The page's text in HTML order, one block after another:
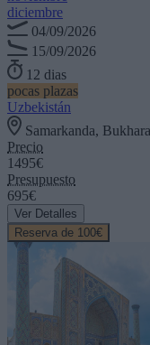
diciembre
04/09/2026
15/09/2026
12 dias
pocas plazas
Uzbekistán
Samarkanda,
Precio
1495€
Presupuesto
695€
Ver Detalles
Reserva de 100€